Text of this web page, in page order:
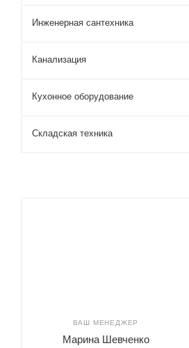
Инженерная сантехника
Канализация
Кухонное оборудование
Складская техника
ВАШ МЕНЕДЖЕР
Марина Шевченко